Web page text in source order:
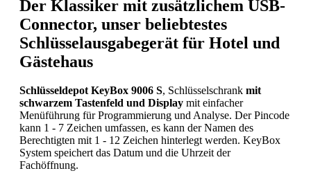
Der Klassiker mit zusätzlichem USB-
Connector, unser beliebtestes
Schlüsselausgabegerät für Hotel und
Gästehaus
Schlüsseldepot KeyBox 9006 S, Schlüsselschrank mit
schwarzem Tastenfeld und Display mit einfacher
Menüführung für Programmierung und Analyse. Der Pincode
kann 1 - 7 Zeichen umfassen, es kann der Namen des
Berechtigten mit 1 - 12 Zeichen hinterlegt werden. KeyBox
System speichert das Datum und die Uhrzeit der
Fachöffnung.